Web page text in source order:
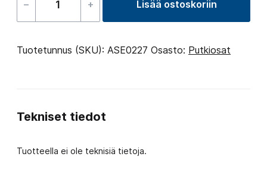
–
Clamp
for
11.30
ozone
+ Lisää ostoskoriin
Tuotetunnus (SKU): ASE0227 Osasto: Putkiosat
Tekniset tiedot
Tuotteella ei ole teknisiä tietoja.